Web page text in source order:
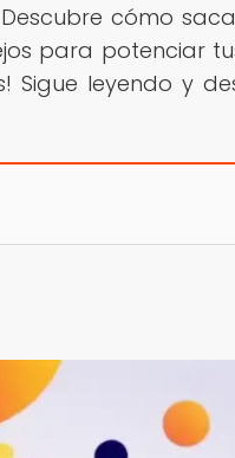
cómo
para potenciar
Sigue leyendo y